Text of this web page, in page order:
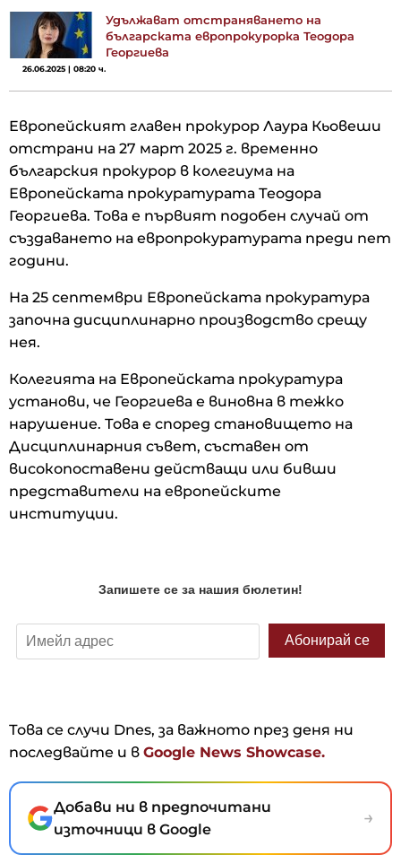
Удължават отстраняването на
българската европрокурорка Теодора
Георгиева
26.06.2025 | 08:20 ч.
Европейският главен прокурор Лаура Кьовеши
отстрани на 27 март 2025 г. временно
българския прокурор в колегиума на
Европейската прокуратурата Теодора
Георгиева. Това е първият подобен случай от
създаването на европрокуратурата преди пет
години.
На 25 септември Европейската прокуратура
започна дисциплинарно производство срещу
нея.
Колегията на Европейската прокуратура
установи, че Георгиева е виновна в тежко
нарушение. Това е според становището на
Дисциплинарния съвет, съставен от
високопоставени действащи или бивши
представители на европейските
институции.
Това се случи Dnes, за важното през деня ни
последвайте и в Google News Showcase.
Добави ни в предпочитани
източници в Google
→